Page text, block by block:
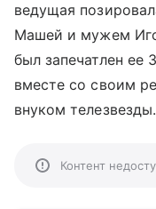
ведущая
Машей и мужем
был запечатлен
вместе со своим
внуком телезвезды.
Контент